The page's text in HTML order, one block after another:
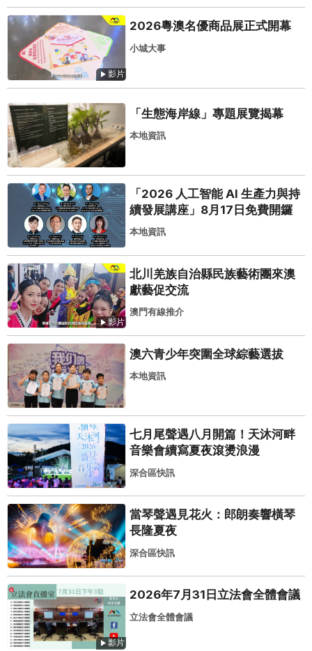
影片
2026粵澳名優商品展正式開幕
小城大事
「生態海岸線」專題展覽揭幕
本地資訊
「2026 人工智能 AI 生產力與持
續發展講座」8月17日免費開鑼
本地資訊
影片
北川羌族自治縣民族藝術團來澳
獻藝促交流
澳門有線推介
澳六青少年突圍全球綜藝選拔
本地資訊
七月尾聲遇八月開篇！天沐河畔
音樂會續寫夏夜滾燙浪漫
深合區快訊
當琴聲遇見花火：郎朗奏響橫琴
長隆夏夜
深合區快訊
影片
2026年7月31日立法會全體會議
立法會全體會議